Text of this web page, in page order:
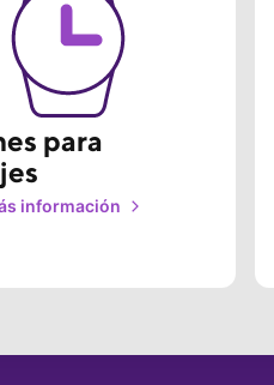
para
información